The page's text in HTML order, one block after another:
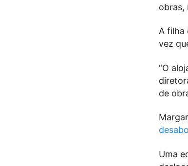
obras,
A filha
vez
“O
de
Uma